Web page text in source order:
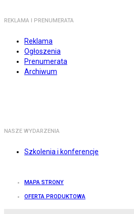
REKLAMA I PRENUMERATA
Reklama
Ogłoszenia
Prenumerata
Archiwum
NASZE WYDARZENIA
Szkolenia i konferencje
MAPA STRONY
OFERTA PRODUKTOWA